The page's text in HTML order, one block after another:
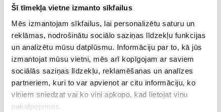
Šī tīmekļa vietne izmanto sīkfailus
Mēs izmantojam sīkfailus, lai personalizētu saturu un
reklāmas, nodrošinātu sociālo saziņas līdzekļu funkcijas
un analizētu mūsu datplūsmu. Informāciju par to, kā jūs
izmantojat mūsu vietni, mēs arī kopīgojam ar saviem
sociālās saziņas līdzekļu, reklamēšanas un analīzes
partneriem, kuri to var apvienot ar citu informāciju, ko
viņiem sniedzat vai ko viņi apkopo, kad lietojat viņu
pakalpojumus.
Ķēde 3373-3453
€ 8.00
PIEVIENOT GROZAM